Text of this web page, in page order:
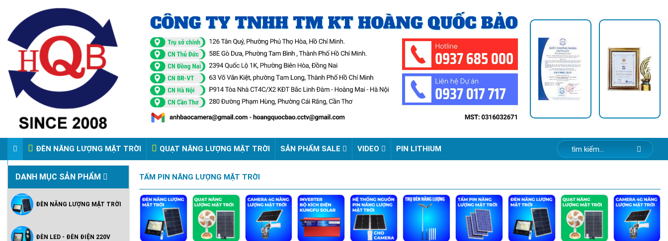
ĐÈN NĂNG LƯỢNG MẶT TRỜI QUẠT NĂNG LƯỢNG MẶT TRỜI SẢN PHẨM SALE VIDEO PIN LITHIUM
VIDEO ĐÈN PHA ĐIỆN 220V
DANH MỤC SẢN PHẨM
ĐÈN NĂNG LƯỢNG MẶT TRỜI
ĐÈN LED - ĐÈN ĐIỆN 220V
TẤM PIN NĂNG LƯỢNG MẶT TRỜI